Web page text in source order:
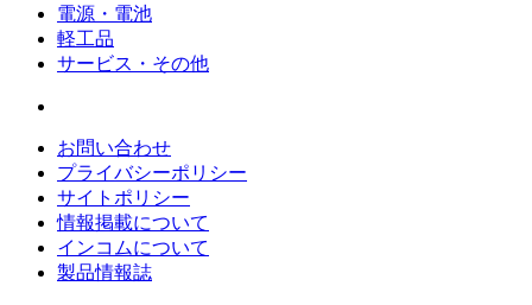
電源・電池
軽工品
サービス・その他
お問い合わせ
プライバシーポリシー
サイトポリシー
情報掲載について
インコムについて
製品情報誌